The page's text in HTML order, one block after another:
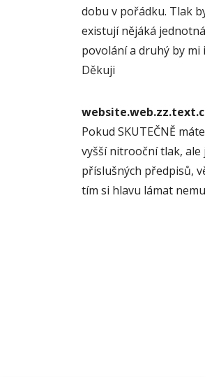
dobu v pořádku. Tlak
existují nějáká
povolání a druhý by mi
Děkuji
Pokud SKUTEČNĚ
vyšší nitrooční tlak, ale
příslušných předpisů,
tím si hlavu lámat